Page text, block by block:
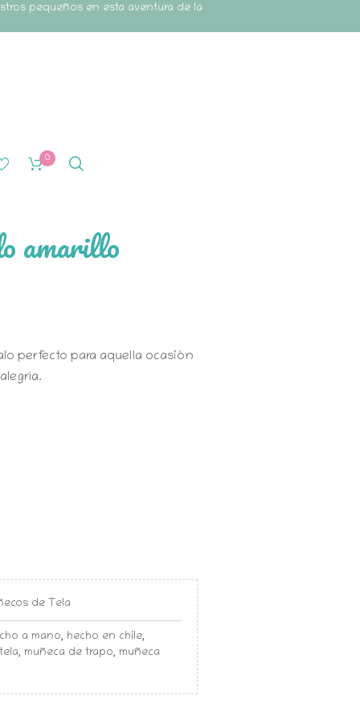
pequeños en esta aventura de la
0
amarillo
perfecto para aquella ocasión
de Tela
a mano, hecho en chile,
,muñeca de trapo,muñeca